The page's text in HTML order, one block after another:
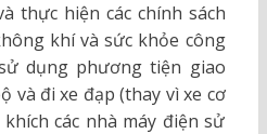
thực hiện các chính sách
khí và sức khỏe công
dụng phương tiện giao
và đi xe đạp (thay vì xe cơ
các nhà máy điện sử